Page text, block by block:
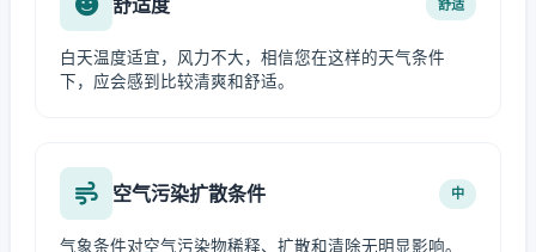
舒适
白天温度适宜，风力不大，相信您在这样的天气条件
下，应会感到比较清爽和舒适。
空气污染扩散条件 中
气象条件对空气污染物稀释、扩散和清除无明显影响。